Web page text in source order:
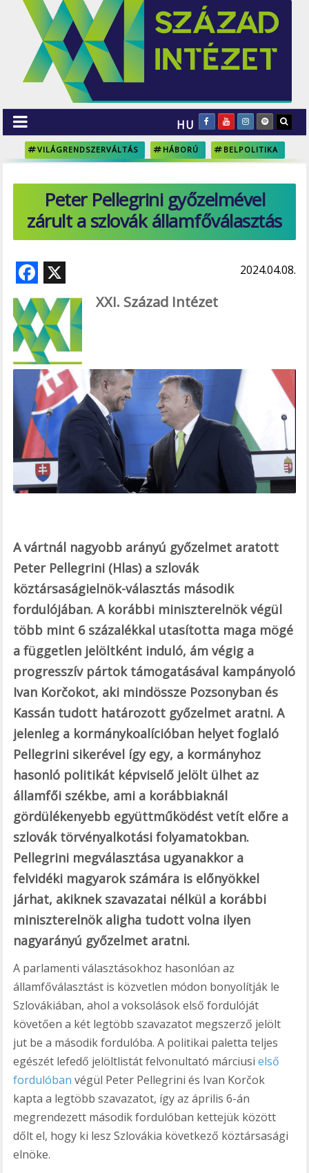
HU
VILÁGRENDSZERVÁLTÁS HÁBORÚ BELPOLITIKA
Peter Pellegrini győzelmével
zárult a szlovák államfőválasztás
F
ac
e
b
o
o
k
2024.04.08.
XXI. Század Intézet
A vártnál nagyobb arányú győzelmet aratott
Peter Pellegrini (Hlas) a szlovák
köztársaságielnök-választás második
fordulójában. A korábbi miniszterelnök végül
több mint 6 százalékkal utasította maga mögé
a független jelöltként induló, ám végig a
progresszív pártok támogatásával kampányoló
Ivan Korčokot, aki mindössze Pozsonyban és
Kassán tudott határozott győzelmet aratni. A
jelenleg a kormánykoalícióban helyet foglaló
Pellegrini sikerével így egy, a kormányhoz
hasonló politikát képviselő jelölt ülhet az
államfői székbe, ami a korábbiaknál
gördülékenyebb együttműködést vetít előre a
szlovák törvényalkotási folyamatokban.
Pellegrini megválasztása ugyanakkor a
felvidéki magyarok számára is előnyökkel
járhat, akiknek szavazatai nélkül a korábbi
miniszterelnök aligha tudott volna ilyen
nagyarányú győzelmet aratni.
A parlamenti választásokhoz hasonlóan az
államfőválasztást is közvetlen módon bonyolítják le
Szlovákiában, ahol a voksolások első fordulóját
követően a két legtöbb szavazatot megszerző jelölt
jut be a második fordulóba. A politikai paletta teljes
egészét lefedő jelöltlistát felvonultató márciusielső
fordulóban végül Peter Pellegrini és Ivan Korčok
kapta a legtöbb szavazatot, így az április 6-án
megrendezett második fordulóban kettejük között
dőlt el, hogy ki lesz Szlovákia következő köztársasági
elnöke.